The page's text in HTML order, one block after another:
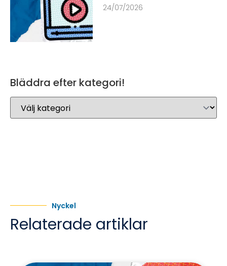
24/07/2026
Bläddra efter kategori!
Nyckel
Relaterade artiklar